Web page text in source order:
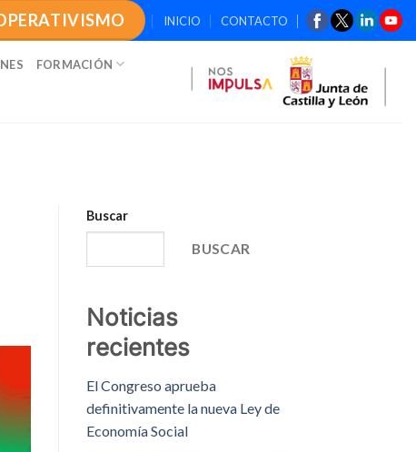
INICIO CONTACTO
FORMACIÓN
Buscar
BUSCAR
Noticias
recientes
El Congreso aprueba
definitivamente la nueva Ley de
Economía Social